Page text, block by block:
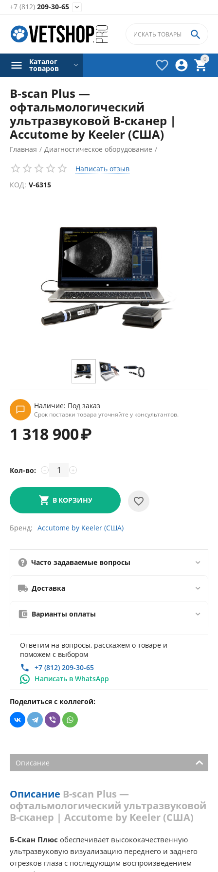
+7 (812) 209-30-65 
0




Каталог
товаров
B-scan Plus —
офтальмологический
ультразвуковой B-сканер |
Accutome by Keeler (США)
Главная / Диагностическое оборудование /
Ультразвуковое оборудование /
Написать отзыв
КОД: V-6315
Наличие: Под заказ
Срок поставки товара уточняйте у консультантов.
1 318 900₽
Кол-во: +
−
В КОРЗИНУ
Бренд Accutome by Keeler (США)
Часто задаваемые вопросы
Доставка
Варианты оплаты
Ответим на вопросы, расскажем о товаре и
поможем с выбором
+7 (812) 209-30-65
Написать в WhatsApp
Поделиться с коллегой:
Описание
Описание B-scan Plus —
офтальмологический ультразвуковой
B-сканер | Accutome by Keeler (США)
Б-Скан Плюс обеспечивает высококачественную
ультразвуковую визуализацию переднего и заднего
отрезков глаза с последующим воспроизведением